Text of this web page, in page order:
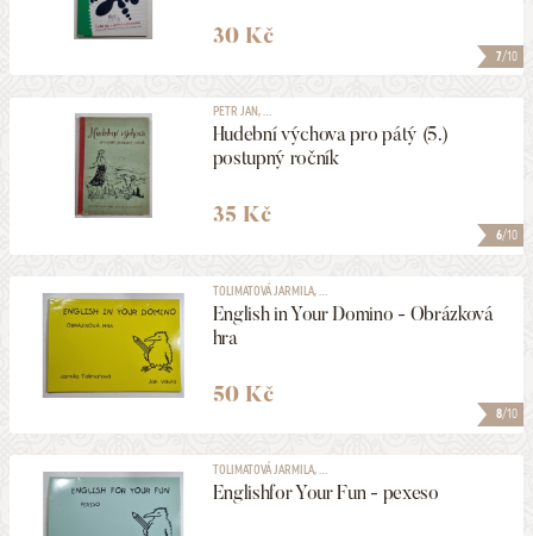
7/10
30 Kč
6/10
PETR JAN, ...
Hudební výchova pro pátý (5.)
postupný ročník
35 Kč
8/10
TOLIMATOVÁ JARMILA, ...
English in Your Domino - Obrázková
hra
50 Kč
TOLIMATOVÁ JARMILA, ...
Englishfor Your Fun - pexeso